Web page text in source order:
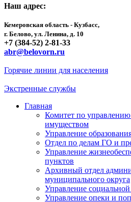
Наш адрес:
Кемеровская область - Кузбасс,
г. Белово, ул. Ленина, д. 10
+7 (384-52) 2-81-33
abr@belovorn.ru
Горячие линии для населения
Экстренные службы
Главная
Комитет по
имуществом
Управление
Отдел по делам ГО и
Управление
пунктов
Архивный отдел
муниципального округа
Управление
Управление опеки и